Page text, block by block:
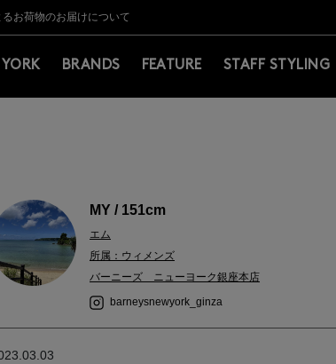
以上のお買上げで常時送料無料！お買い物の際は会員登録を！
止のお知らせ】（2026.8.5）
お荷物のお届けについて
案内・ご注意事項
以上のお買上げで常時送料無料！お買い物の際は会員登録を！
止のお知らせ】（2026.8.5）
BRANDS FEATURE STAFF STYLING
MY / 151cm
エム
所属：ウィメンズ
バーニーズ ニューヨーク銀座本店
barneysnewyork_ginza